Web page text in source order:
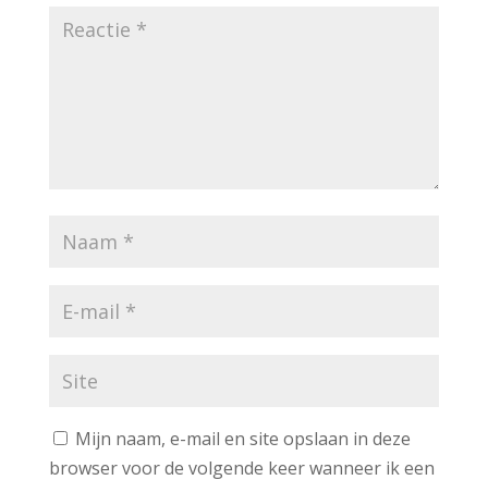
Mijn naam, e-mail en site opslaan in deze
browser voor de volgende keer wanneer ik een